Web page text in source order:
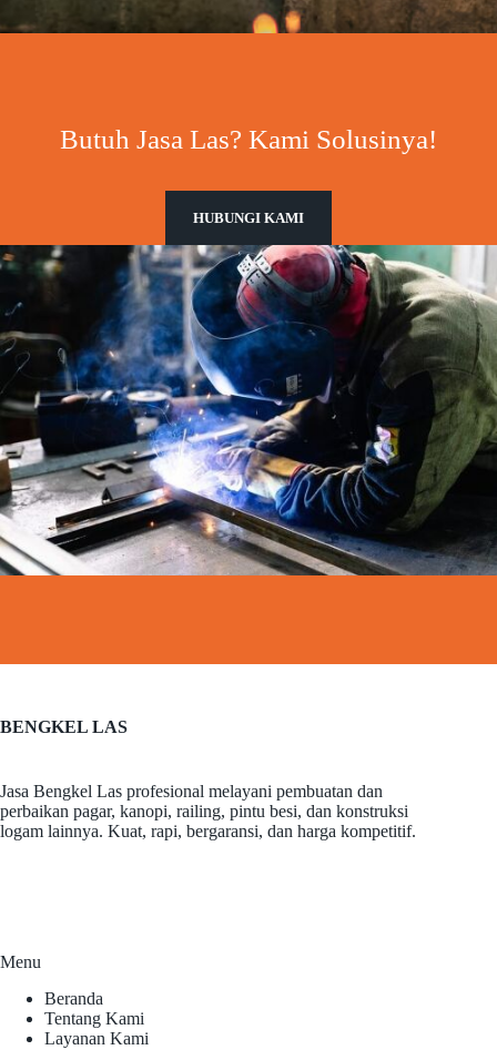
Butuh Jasa Las? Kami Solusinya!
HUBUNGI KAMI
BENGKEL LAS
Jasa Bengkel Las profesional melayani pembuatan dan
perbaikan pagar, kanopi, railing, pintu besi, dan konstruksi
logam lainnya. Kuat, rapi, bergaransi, dan harga kompetitif.
Menu
Beranda
Tentang Kami
Layanan Kami